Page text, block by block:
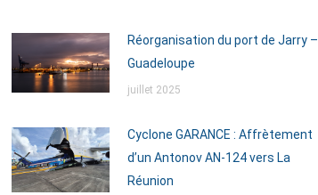
Réorganisation du port de Jarry –
Guadeloupe
juillet 2025
Cyclone GARANCE : Affrètement
d’un Antonov AN-124 vers La
Réunion